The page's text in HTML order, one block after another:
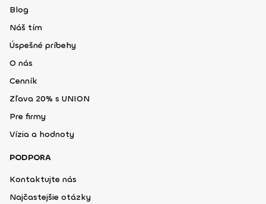
Blog
Náš tím
Úspešné príbehy
O nás
Cenník
Zľava 20% s UNION
Pre firmy
Vízia a hodnoty
PODPORA
Kontaktujte nás
Najčastejšie otázky